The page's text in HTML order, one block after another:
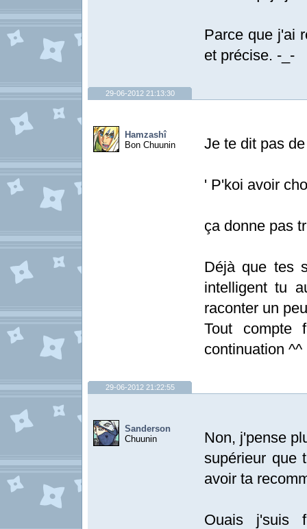
Parce que j'ai
et précise. -_-
29-06-2012 21:13:30
Hamzashî
Bon Chuunin
Je te dit pas
' P'koi avoir
ça donne pas
Déjà que tes
intelligent tu
raconter un
Tout
continuation ^^
29-06-2012 21:22:55
Sanderson
Chuunin
Non, j'pense
supérieur que
avoir ta
Ouais j'suis